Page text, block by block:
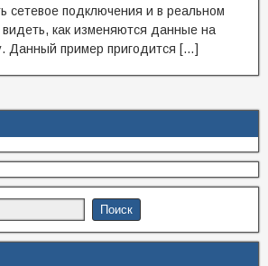
сетевое подключения и в реальном
как изменяются данные на
Данный пример пригодится […]